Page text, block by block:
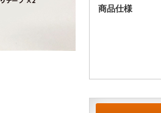
商品仕様